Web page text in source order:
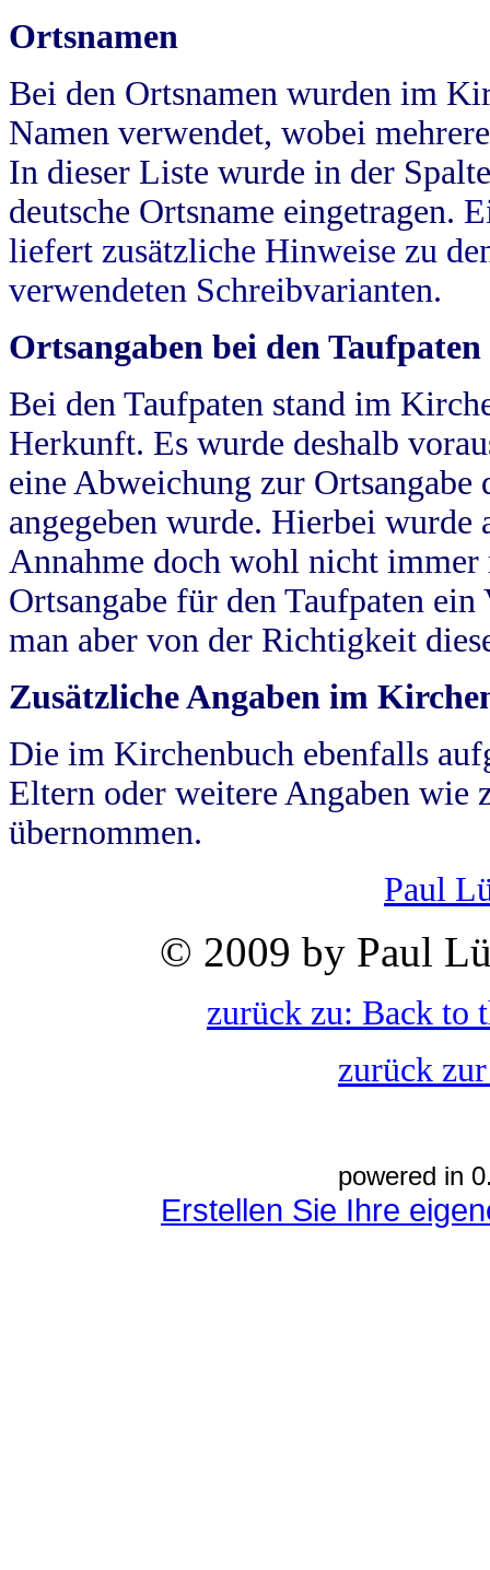
Ortsnamen
Bei den Ortsnamen wurden im
Namen verwendet, wobei
In dieser Liste wurde in der
deutsche Ortsname eingetragen.
liefert zusätzliche Hinweise zu
verwendeten Schreibvarianten.
Ortsangaben bei den Taufpaten
Bei den Taufpaten stand im
Herkunft. Es wurde deshalb
eine Abweichung zur
angegeben wurde. Hierbei wurde
Annahme doch wohl nicht
Ortsangabe für den Taufpaten
man aber von der Richtigkeit
Zusätzliche Angaben im
Die im Kirchenbuch ebenfalls
Eltern oder weitere Angaben wie
übernommen.
Paul
© 2009 by Paul
zurück zu: Back to
zurück
powered in
Erstellen Sie Ihre